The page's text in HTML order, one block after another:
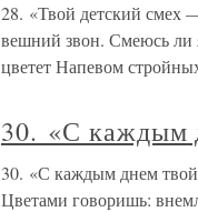
28. «Твой детский смех
вешний звон. Смеюсь ли
цветет Напевом
30. «С каждым
30. «С каждым днем
Цветами говоришь: